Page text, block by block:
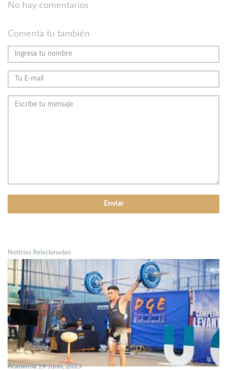
No hay comentarios
Comenta tu también
Noticias Relacionadas
Academia 14 Junio, 2023